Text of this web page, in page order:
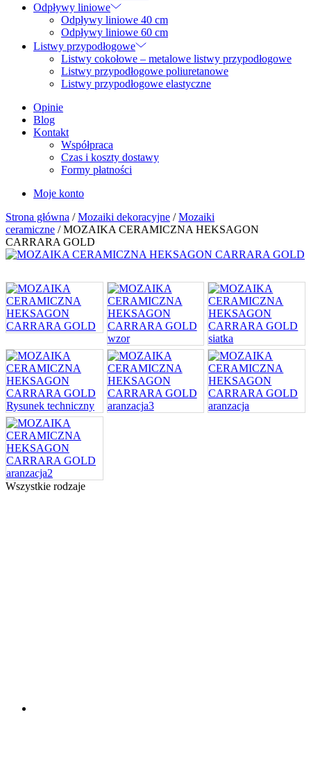
Odpływy liniowe
Odpływy liniowe 40 cm
Odpływy liniowe 60 cm
Listwy przypodłogowe
Listwy cokołowe – metalowe listwy przypodłogowe
Listwy przypodłogowe poliuretanowe
Listwy przypodłogowe elastyczne
Opinie
Blog
Kontakt
Współpraca
Czas i koszty dostawy
Formy płatności
Moje konto
Strona główna /Mozaiki dekoracyjne /Mozaiki
ceramiczne / MOZAIKA CERAMICZNA HEKSAGON
CARRARA GOLD
Wszystkie rodzaje